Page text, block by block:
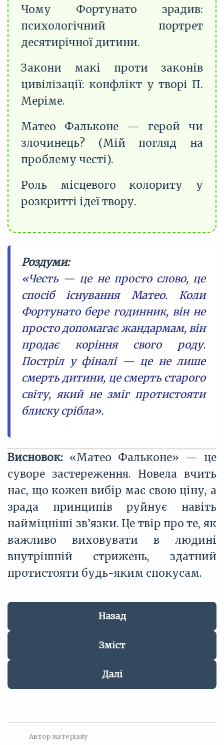
Чому Фортунато зрадив:
психологічний портрет
десятирічної дитини.
Закони макі проти законів
цивілізації: конфлікт у творі П.
Меріме.
Матео Фальконе — герой чи
злочинець? (Мій погляд на
проблему честі).
Роль місцевого колориту у
розкритті ідеї твору.
Роздуми:
«Честь — це не просто слово, це
спосіб існування Матео. Коли
Фортунато бере годинник, він не
просто допомагає жандармам, він
продає коріння свого роду.
Постріл у фіналі — це не лише
смерть дитини, це смерть старого
світу, який не зміг протистояти
блиску срібла».
Висновок: «Матео Фальконе» — це
суворе застереження. Новела вчить
нас, що кожен вибір має свою ціну, а
зрада принципів руйнує навіть
найміцніші зв’язки. Це твір про те, як
важливо виховувати в людині
внутрішній стрижень, здатний
протистояти будь-яким спокусам.
Назад
Зміст
Далі
Автор матеріалу